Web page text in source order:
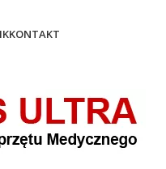
KONTAKT
Rękojeści światłowodowe